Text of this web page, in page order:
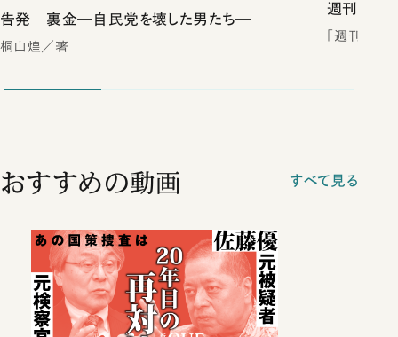
告発 裏金―自民党を壊した男たち―
桐山煌／著
週刊新潮
「週刊新潮
おすすめの動画 すべて見る